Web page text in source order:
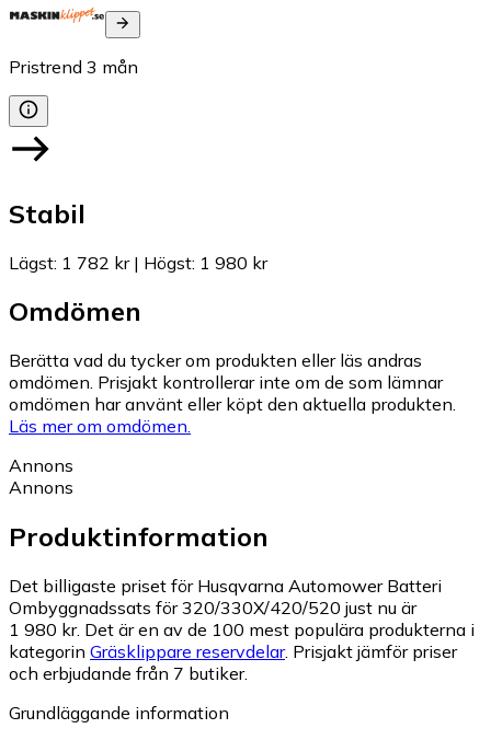
Pristrend 3 mån
Stabil
Lägst: 1 782 kr| Högst: 1 980 kr
Omdömen
Berätta vad du tycker om produkten eller läs andras
omdömen. Prisjakt kontrollerar inte om de som lämnar
omdömen har använt eller köpt den aktuella produkten.
Läs mer om omdömen.
Annons
Annons
Produktinformation
Det billigaste priset för Husqvarna Automower Batteri
Ombyggnadssats för 320/330X/420/520 just nu är
1 980 kr. Det är en av de 100 mest populära produkterna i
kategorin Gräsklippare reservdelar. Prisjakt jämför priser
och erbjudande från 7 butiker.
Grundläggande information